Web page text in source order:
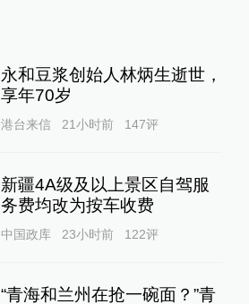
永和豆浆创始人林炳生逝世，
享年70岁
港台来信 21小时前 147评
新疆4A级及以上景区自驾服
务费均改为按车收费
中国政库 23小时前 122评
“青海和兰州在抢一碗面？”青